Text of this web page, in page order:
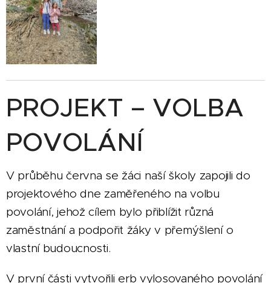
PROJEKT – VOLBA
POVOLÁNÍ
V průběhu června se žáci naší školy zapojili do
projektového dne zaměřeného na volbu
povolání, jehož cílem bylo přiblížit různá
zaměstnání a podpořit žáky v přemýšlení o
vlastní budoucnosti.
V první části vytvořili erb vylosovaného povolání